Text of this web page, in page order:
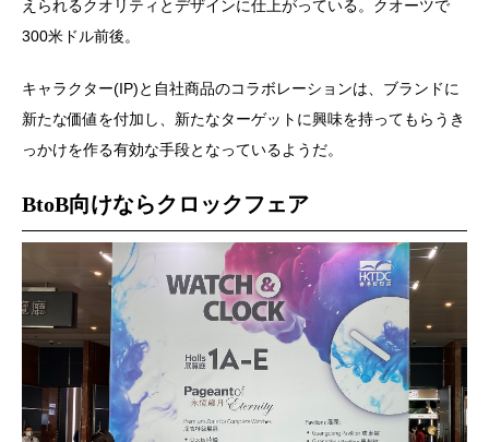
えられるクオリティとデザインに仕上がっている。クオーツで
300米ドル前後。
キャラクター(IP)と自社商品のコラボレーションは、ブランドに
新たな価値を付加し、新たなターゲットに興味を持ってもらうき
っかけを作る有効な手段となっているようだ。
BtoB向けならクロックフェア